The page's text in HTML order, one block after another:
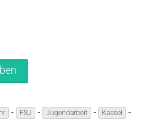
- FSJ - Jugendarbeit - Kassel -